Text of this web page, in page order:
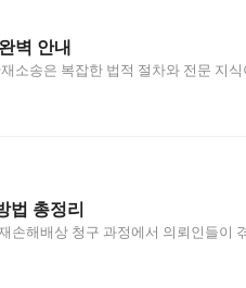
벽 안내
소송은 복잡한 법적 절차와 전문 지
법 총정리
해배상 청구 과정에서 의뢰인들이